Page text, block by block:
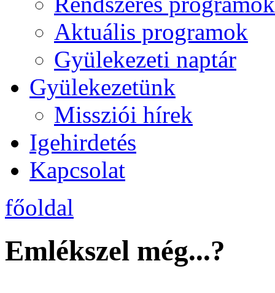
Aktuális programok
Gyülekezeti naptár
Gyülekezetünk
Missziói hírek
Igehirdetés
Kapcsolat
főoldal
Emlékszel még...?